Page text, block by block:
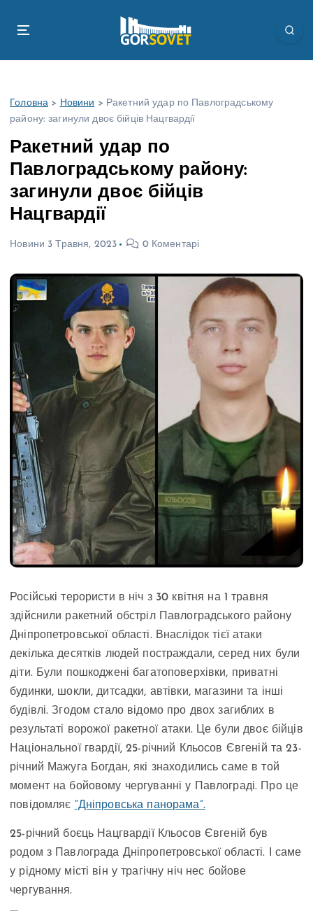
Головна > Новини > Ракетний удар по Павлоградському
району: загинули двоє бійців Нацгвардії
Ракетний удар по
Павлоградському району:
загинули двоє бійців
Нацгвардії
Новини 3 Травня, 2023 0 Коментарі
Російські терористи в ніч з 30 квітня на 1 травня
здійснили ракетний обстріл Павлоградського району
Дніпропетровської області. Внаслідок тієї атаки
декілька десятків людей постраждали, серед них були
діти. Були пошкоджені багатоповерхівки, приватні
будинки, шокли, дитсадки, автівки, магазини та інші
будівлі. Згодом стало відомо про двох загиблих в
результаті ворожої ракетної атаки. Це були двоє бійців
Національної гвардії, 25-річний Кльосов Євгеній та 23-
річний Мажуга Богдан, які знаходились саме в той
момент на бойовому чергуванні у Павлограді. Про це
повідомляє “Дніпровська панорама”.
25-річний боєць Нацгвардії Кльосов Євгеній був
родом з Павлограда Дніпропетровської області. І саме
у рідному місті він у трагічну ніч нес бойове
чергування.